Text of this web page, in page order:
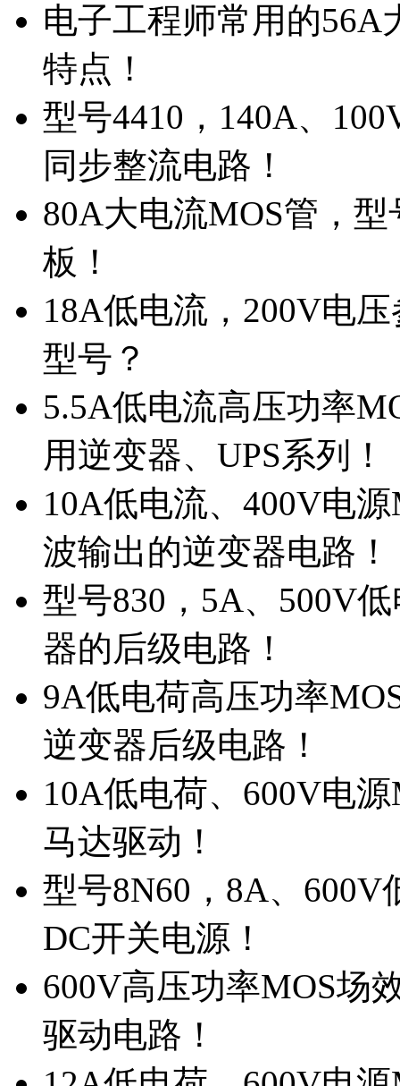
电子工程师常用的56A
特点！
型号4410，140A、
同步整流电路！
80A大电流MOS管，
板！
18A低电流，200V电
型号？
5.5A低电流高压功率
用逆变器、UPS系列！
10A低电流、400V电
波输出的逆变器电路！
型号830，5A、500V
器的后级电路！
9A低电荷高压功率
逆变器后级电路！
10A低电荷、600V电
马达驱动！
型号8N60，8A、
DC开关电源！
600V高压功率MOS场
驱动电路！